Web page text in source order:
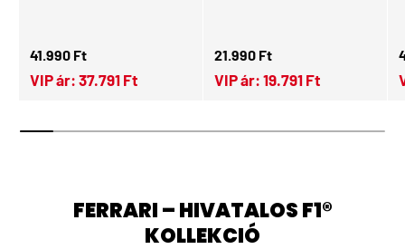
Normál ár
41.990 Ft
VIP ár: 37.791 Ft
Normál ár
21.990 Ft
VIP ár: 19.791 Ft
FERRARI – HIVATALOS F1®
KOLLEKCIÓ